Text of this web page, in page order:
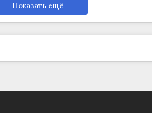
Показать ещё